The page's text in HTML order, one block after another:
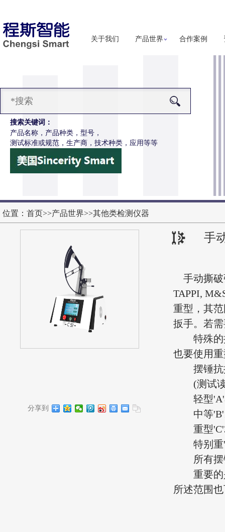
关于我们 产品世界 合作案例
搜索关键词：
产品名称，产品种类，型号，
测试标准或规范，生产商，技术种类，应用等等
烟花爆竹振动试验台
位置： 首页>>产品世界>>其他类检测仪器
手
分享到
手动撕破
TAPPI,
重型，其
扳手。若
特殊的摆
也要使用
摆锤抗
(测试读
轻型
中等
重型
特别重
所有摆
重要的
所述范围